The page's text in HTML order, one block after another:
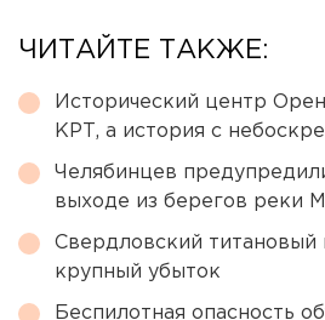
ЧИТАЙТЕ ТАКЖЕ:
Исторический центр
КРТ, а история с
Челябинцев
выходе из берегов реки
Свердловский титановый
крупный убыток
Беспилотная опасность